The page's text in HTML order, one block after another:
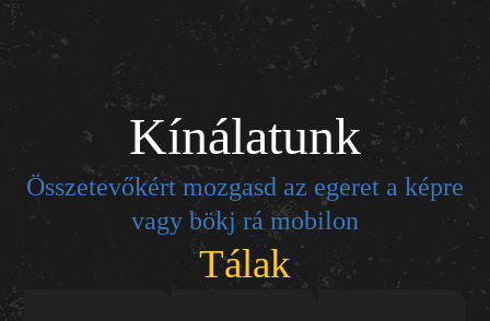
Kínálatunk
Összetevőkért mozgasd az egeret a képre
vagy bökj rá mobilon
Tálak